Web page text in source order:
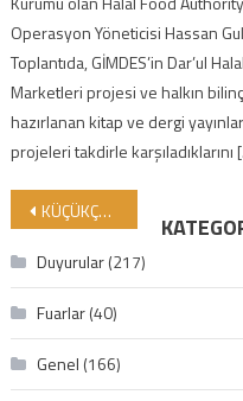
Operasyon Yöneticisi Hassan
Toplantıda, GİMDES’in Dar’ul
Marketleri projesi ve halkın
hazırlanan kitap ve dergi
projeleri takdirle karşıladıklarını
Yazı gezinmesi
KÜÇÜKÇEKMECE HALAL DUNYA MARKETİ’NE HABERSİZ İLK DENETİM VE ZİYARET GERÇEKLEŞTİRİLDİ!
Duyurular(217)
Fuarlar(40)
Genel (166)